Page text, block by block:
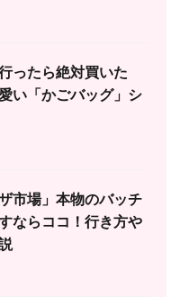
ったら絶対買いた
い「かごバッグ」シ
市場」本物のバッチ
ならココ！行き方や